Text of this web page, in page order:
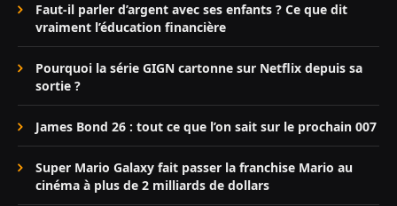
Faut-il parler d’argent avec ses enfants ? Ce que dit
vraiment l’éducation financière
Pourquoi la série GIGN cartonne sur Netflix depuis sa
sortie ?
James Bond 26 : tout ce que l’on sait sur le prochain 007
Super Mario Galaxy fait passer la franchise Mario au
cinéma à plus de 2 milliards de dollars